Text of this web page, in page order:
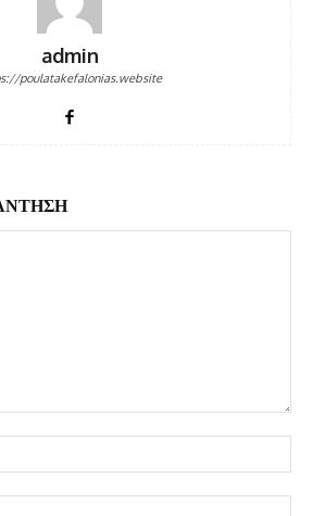
admin
poulatakefalonias.website